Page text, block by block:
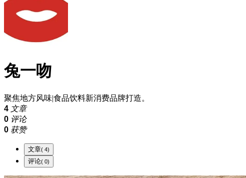
兔一吻
聚焦地方风味|食品饮料新消费品牌打造。
4 文章
0 评论
0 获赞
文章 ( 4)
评论 ( 0)